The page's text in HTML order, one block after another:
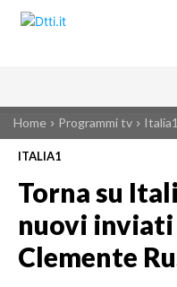
Home Programmi tv Italia1
ITALIA1
Torna su
nuovi inviati
Clemente